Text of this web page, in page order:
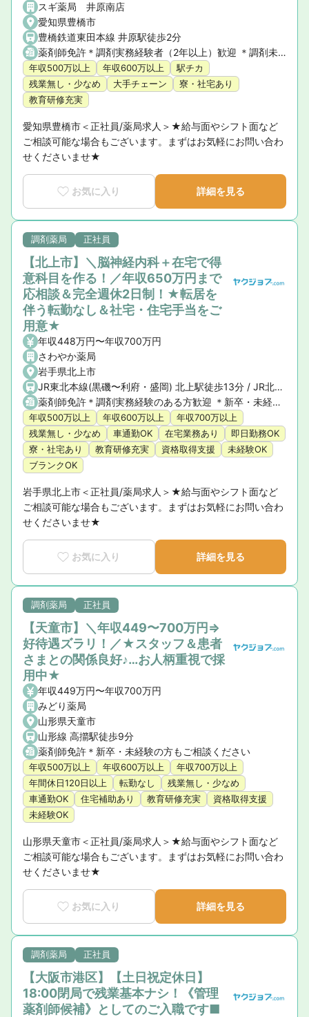
スギ薬局 井原南店
愛知県豊橋市
豊橋鉄道東田本線 井原駅徒歩2分
薬剤師免許＊調剤実務経験者（2年以上）歓迎 ＊調剤未経験の方もご相談ください
年収500万以上 年収600万以上
駅チカ
残業無し・少なめ
大手チェーン
寮・社宅あり
教育研修充実
愛知県豊橋市＜正社員/薬局求人＞★給与面やシフト面など
ご相談可能な場合もございます。まずはお気軽にお問い合わ
せくださいませ★
お気に入り 詳細を見る
調剤薬局 正社員
【北上市】＼脳神経内科＋在宅で得
意科目を作る！／年収650万円まで
応相談＆完全週休2日制！★転居を
伴う転勤なし＆社宅・住宅手当をご
用意★
年収448万円〜年収700万円
さわやか薬局
岩手県北上市
JR東北本線(黒磯〜利府・盛岡) 北上駅徒歩13分 / JR北上線 北上駅徒歩13分
薬剤師免許＊調剤実務経験のある方歓迎 ＊新卒・未経験・ブランクのある方も相談可
年収500万以上 年収600万以上
年収700万以上
残業無し・少なめ
車通勤OK 在宅業務あり
即日勤務OK
寮・社宅あり
教育研修充実 資格取得支援
未経験OK
ブランクOK
岩手県北上市＜正社員/薬局求人＞★給与面やシフト面など
ご相談可能な場合もございます。まずはお気軽にお問い合わ
せくださいませ★
お気に入り 詳細を見る
調剤薬局 正社員
【天童市】＼年収449〜700万円⇒
好待遇ズラリ！／★スタッフ＆患者
さまとの関係良好♪…お人柄重視で採
用中★
年収449万円〜年収700万円
みどり薬局
山形県天童市
山形線 高擶駅徒歩9分
薬剤師免許＊新卒・未経験の方もご相談ください
年収500万以上 年収600万以上
年収700万以上
年間休日120日以上
転勤なし
残業無し・少なめ
車通勤OK
住宅補助あり 教育研修充実
資格取得支援
未経験OK
山形県天童市＜正社員/薬局求人＞★給与面やシフト面など
ご相談可能な場合もございます。まずはお気軽にお問い合わ
せくださいませ★
お気に入り 詳細を見る
調剤薬局 正社員
【大阪市港区】【土日祝定休日】
18:00閉局で残業基本ナシ！《管理
薬剤師候補》としてのご入職です■